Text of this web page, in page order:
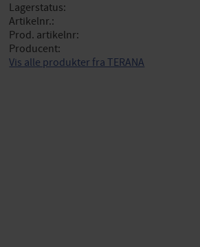
Lagerstatus
Artikelnr.
Prod. artikelnr
Producent
Vis alle produkter fra TERANA